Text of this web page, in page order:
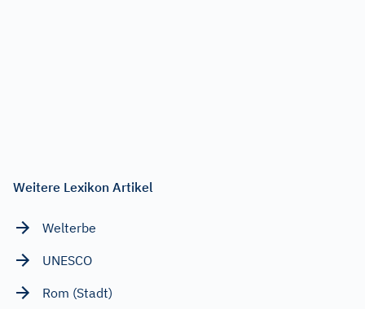
Weitere Lexikon Artikel
Welterbe
UNESCO
Rom (Stadt)